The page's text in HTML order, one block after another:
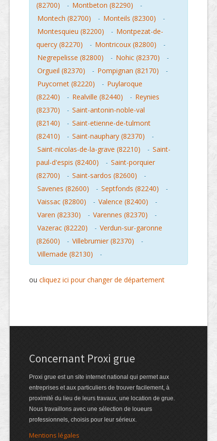
(82700)
- Montbeton (82290)
-
Montech (82700)
- Monteils (82300)
-
Montesquieu (82200)
- Montpezat-de-
quercy (82270)
- Montricoux (82800)
-
Negrepelisse (82800)
- Nohic (82370)
-
Orgueil (82370)
- Pompignan (82170)
-
Puycornet (82220)
- Puylaroque
(82240)
- Realville (82440) - Reynies
(82370)
- Saint-antonin-noble-val
(82140)
- Saint-etienne-de-tulmont
(82410)
- Saint-nauphary (82370)
-
Saint-nicolas-de-la-grave (82210)
- Saint-
paul-d'espis (82400)
- Saint-porquier
(82700)
- Saint-sardos (82600)
-
Savenes (82600)
- Septfonds (82240)
-
Vaissac (82800)
- Valence (82400)
-
Varen (82330)
- Varennes (82370)
-
Vazerac (82220)
- Verdun-sur-garonne
(82600)
- Villebrumier (82370)
-
Villemade (82130)
-
ou cliquez ici pour changer de département
Concernant Proxi grue
Proxi grue est un site internet national qui permet aux
entreprises et aux particuliers de trouver facilement, à
proximité du lieu de leurs travaux, une location de grue.
Nous travaillons avec une sélection de loueurs
professionnels, choisis pour leur sérieux.
Mentions légales